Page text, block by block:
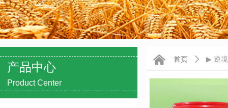
产品中心
Product Center
낀 首页 ꄲ ▶ 逆